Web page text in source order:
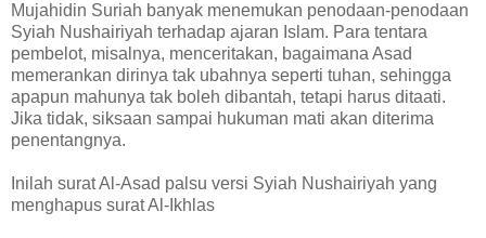
Mujahidin Suriah banyak menemukan penodaan-penodaan
Syiah Nushairiyah terhadap ajaran Islam. Para tentara
pembelot, misalnya, menceritakan, bagaimana Asad
memerankan dirinya tak ubahnya seperti tuhan, sehingga
apapun mahunya tak boleh dibantah, tetapi harus ditaati.
Jika tidak, siksaan sampai hukuman mati akan diterima
penentangnya.
Inilah surat Al-Asad palsu versi Syiah Nushairiyah yang
menghapus surat Al-Ikhlas